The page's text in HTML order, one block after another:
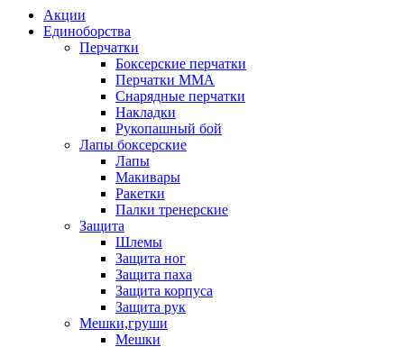
Акции
Единоборства
Перчатки
Боксерские перчатки
Перчатки ММА
Снарядные перчатки
Накладки
Рукопашный бой
Лапы боксерские
Лапы
Макивары
Ракетки
Палки тренерские
Защита
Шлемы
Защита ног
Защита паха
Защита корпуса
Защита рук
Мешки,груши
Мешки